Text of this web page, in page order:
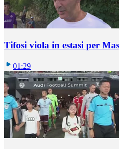
Tifosi viola in estasi per
01:29